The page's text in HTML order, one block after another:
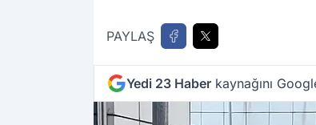
PAYLAŞ
Yedi 23 Haber kaynağını